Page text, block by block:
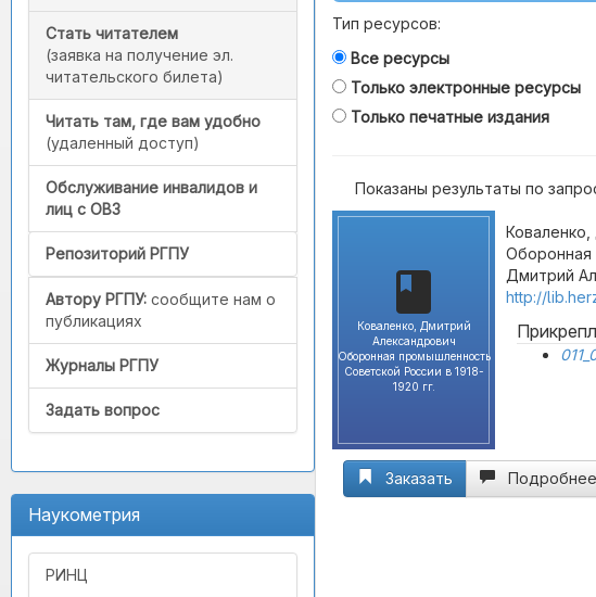
Стать читателем
(заявка на получение эл.
читательского билета)
Читать там, где вам удобно
(удаленный доступ)
Обслуживание инвалидов и
лиц с ОВЗ
Репозиторий РГПУ
Автору РГПУ: сообщите нам о
публикациях
Журналы РГПУ
Задать вопрос
Наукометрия
РИНЦ
Тип ресурсов:
Все ресурсы
Только электронные ресурсы
Только печатные издания
Показаны результаты по
Коваленко, Дмитрий
Александрович
Оборонная промышленность
Советской России в 1918-
1920 гг.
Оборонная
Дмитрий
http://
Заказать Подробнее